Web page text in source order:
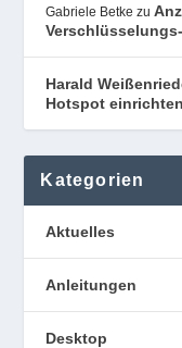
Gabriele Betke zu
Harald
Hotspot einrichten
Kategorien
Aktuelles
Anleitungen
Desktop